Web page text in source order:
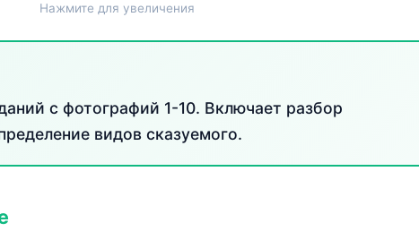
Нажмите для увеличения
с фотографий 1-10. Включает разбор
видов сказуемого.